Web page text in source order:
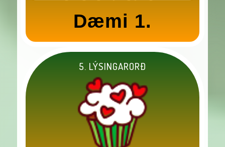
Dæmi 1.
5. LÝSINGARORÐ